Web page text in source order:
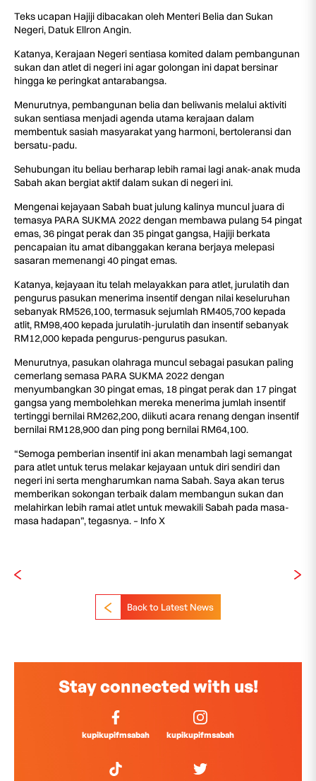
Teks ucapan Hajiji dibacakan oleh Menteri Belia dan Sukan
Negeri, Datuk Ellron Angin.
Katanya, Kerajaan Negeri sentiasa komited dalam pembangunan
sukan dan atlet di negeri ini agar golongan ini dapat bersinar
hingga ke peringkat antarabangsa.
Menurutnya, pembangunan belia dan beliwanis melalui aktiviti
sukan sentiasa menjadi agenda utama kerajaan dalam
membentuk sasiah masyarakat yang harmoni, bertoleransi dan
bersatu-padu.
Sehubungan itu beliau berharap lebih ramai lagi anak-anak muda
Sabah akan bergiat aktif dalam sukan di negeri ini.
Mengenai kejayaan Sabah buat julung kalinya muncul juara di
temasya PARA SUKMA 2022 dengan membawa pulang 54 pingat
emas, 36 pingat perak dan 35 pingat gangsa, Hajiji berkata
pencapaian itu amat dibanggakan kerana berjaya melepasi
sasaran memenangi 40 pingat emas.
Katanya, kejayaan itu telah melayakkan para atlet, jurulatih dan
pengurus pasukan menerima insentif dengan nilai keseluruhan
sebanyak RM526,100, termasuk sejumlah RM405,700 kepada
atlit, RM98,400 kepada jurulatih-jurulatih dan insentif sebanyak
RM12,000 kepada pengurus-pengurus pasukan.
Menurutnya, pasukan olahraga muncul sebagai pasukan paling
cemerlang semasa PARA SUKMA 2022 dengan
menyumbangkan 30 pingat emas, 18 pingat perak dan 17 pingat
gangsa yang membolehkan mereka menerima jumlah insentif
tertinggi bernilai RM262,200, diikuti acara renang dengan insentif
bernilai RM128,900 dan ping pong bernilai RM64,100.
“Semoga pemberian insentif ini akan menambah lagi semangat
para atlet untuk terus melakar kejayaan untuk diri sendiri dan
negeri ini serta mengharumkan nama Sabah. Saya akan terus
memberikan sokongan terbaik dalam membangun sukan dan
melahirkan lebih ramai atlet untuk mewakili Sabah pada masa-
masa hadapan”, tegasnya. – Info X
Back to Latest News
Stay connected with us!
kupikupifmsabah kupikupifmsabah